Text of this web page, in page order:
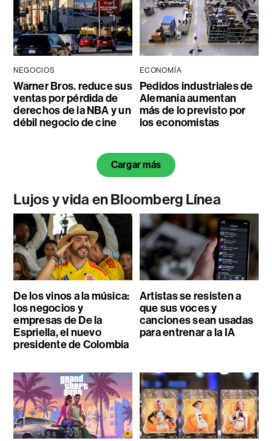
NEGOCIOS
Warner Bros. reduce sus
ventas por pérdida de
derechos de la NBA y un
débil negocio de cine
ECONOMÍA
Pedidos industriales de
Alemania aumentan
más de lo previsto por
los economistas
Cargar más
Lujos y vida en Bloomberg Línea
De los vinos a la música:
los negocios y
empresas de De la
Espriella, el nuevo
presidente de Colombia
Artistas se resisten a
que sus voces y
canciones sean usadas
para entrenar a la IA